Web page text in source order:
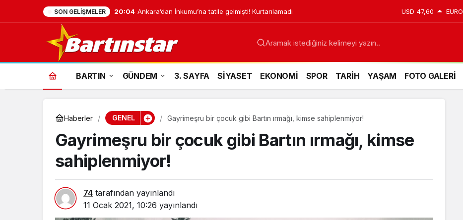
SON GELIŞMELER 20:04 Ankara’dan İnkumu’na tatile gelmişti! Kurtarılamadı USD 47,60 EURO
Aramak istediğiniz kelimeyi yazın..
BARTIN GÜNDEM 3. SAYFA SİYASET EKONOMİ SPOR TARİH YAŞAM FOTO GALERİ
Haberler GENEL Gayrimeşru bir çocuk gibi Bartın ırmağı, kimse sahiplenmiyor!
Gayrimeşru bir çocuk gibi Bartın ırmağı, kimse
sahiplenmiyor!
74 tarafından yayınlandı
11 Ocak 2021, 10:26 yayınlandı